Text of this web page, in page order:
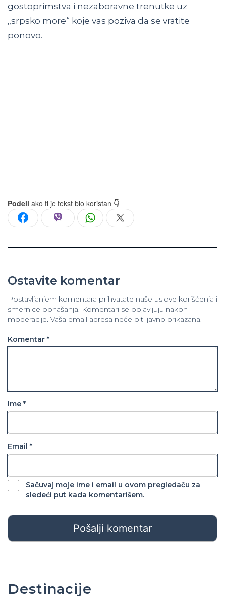
gostoprimstva i nezaboravne trenutke uz
„srpsko more“ koje vas poziva da se vratite
ponovo.
Podeli ako ti je tekst bio koristan 👇
Ostavite komentar
Postavljanjem komentara prihvatate naše uslove korišćenja i
smernice ponašanja. Komentari se objavljuju nakon
moderacije. Vaša email adresa neće biti javno prikazana.
Komentar *
Ime *
Email *
Sačuvaj moje ime i email u ovom pregledaču za
sledeći put kada komentarišem.
Destinacije